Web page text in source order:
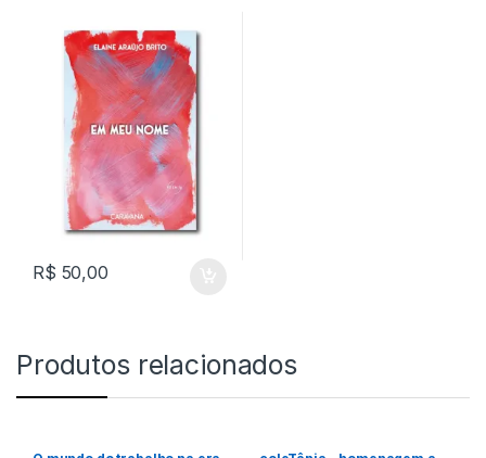
R$ 50,00
Produtos relacionados